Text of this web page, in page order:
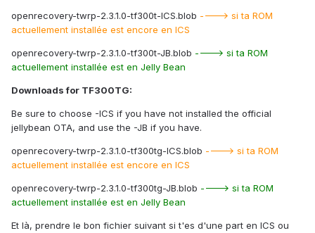
openrecovery-twrp-2.3.1.0-tf300t-ICS.blob ----> si ta ROM
actuellement installée est encore en ICS
openrecovery-twrp-2.3.1.0-tf300t-JB.blob ----> si ta ROM
actuellement installée est en Jelly Bean
Downloads for TF300TG:
Be sure to choose -ICS if you have not installed the official
jellybean OTA, and use the -JB if you have.
openrecovery-twrp-2.3.1.0-tf300tg-ICS.blob ----> si ta ROM
actuellement installée est encore en ICS
openrecovery-twrp-2.3.1.0-tf300tg-JB.blob ----> si ta ROM
actuellement installée est en Jelly Bean
Et là, prendre le bon fichier suivant si t'es d'une part en ICS ou